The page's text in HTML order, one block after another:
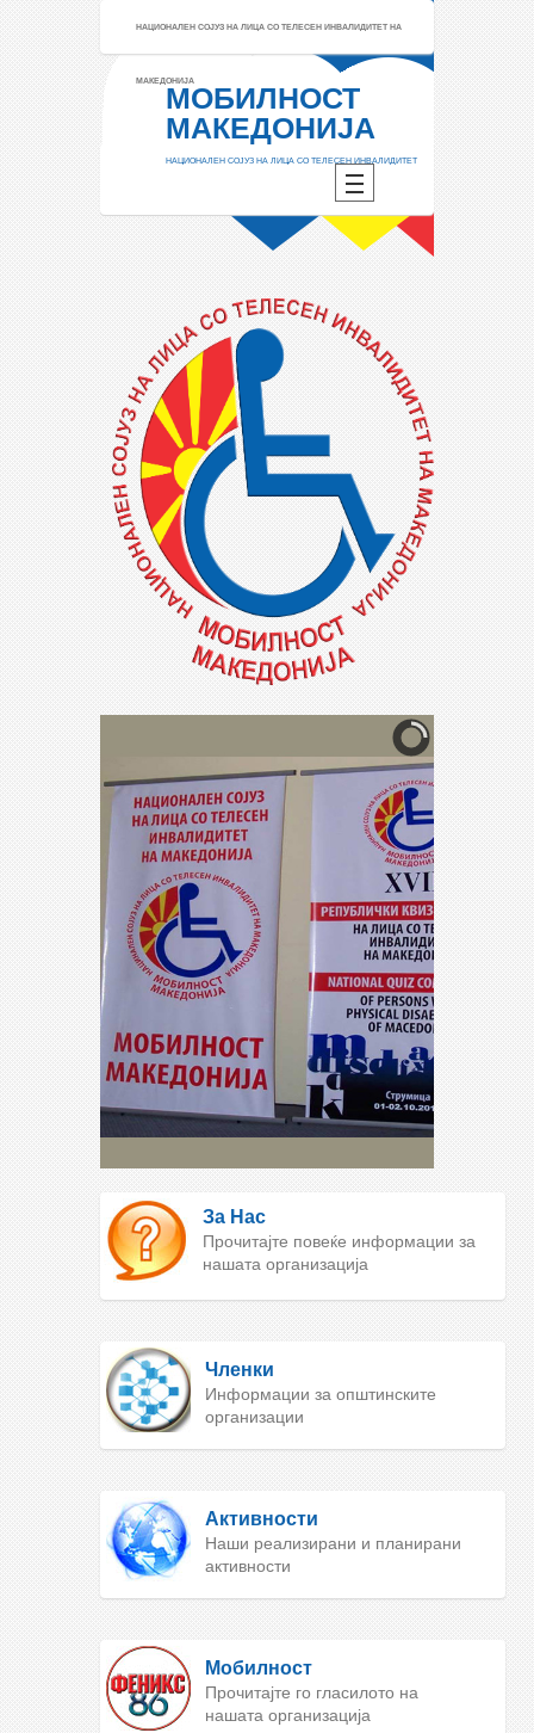
НАЦИОНАЛЕН СОЈУЗ НА ЛИЦА СО ТЕЛЕСЕН ИНВАЛИДИТЕТ НА
МАКЕДОНИЈА
МОБИЛНОСТ
МАКЕДОНИЈА
НАЦИОНАЛЕН СОЈУЗ НА ЛИЦА СО ТЕЛЕСЕН ИНВАЛИДИТЕТ
За Нас
Прочитајте повеќе информации за
нашата организација
Членки
Информации за општинските
организации
Активности
Наши реализирани и планирани
активности
Мобилност
Прочитајте го гласилото на
нашата организација